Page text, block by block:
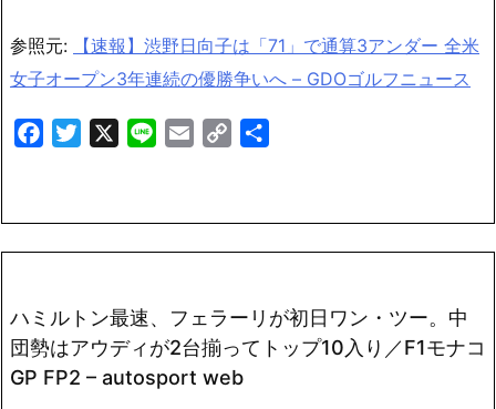
参照元:
【速報】渋野日向子は「71」で通算3アンダー 全米
女子オープン3年連続の優勝争いへ – GDOゴルフニュース
FacebookTwitter Line Email
Copy
ハミルトン最速、フェラーリが初日ワン・ツー。中
団勢はアウディが2台揃ってトップ10入り／F1モナコ
GP FP2 – autosport web